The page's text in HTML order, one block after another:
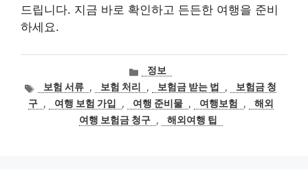
드립니다. 지금 바로 확인하고 든든한 여행을 준비
하세요.
카
고
리
정보
태보험 서류 , 보험 처리 , 보험금 받는 법 ,
보험금 청
구 , 여행 보험 가입 , 여행 준비물 , 여행보험 ,
해외
여행 보험금 청구 , 해외여행 팁